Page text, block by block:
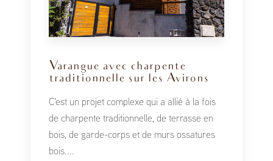
Varangue avec charpente
traditionnelle sur les Avirons
C'est un projet complexe qui a allié à la fois
de charpente traditionnelle, de terrasse en
bois, de garde-corps et de murs ossatures
bois....